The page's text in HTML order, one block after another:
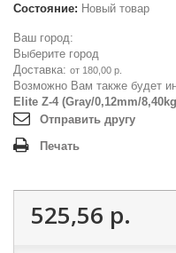
Состояние: Новый товар
Ваш город:
Выберите город
Доставка: от 180,00 р.
Возможно Вам также будет
Elite Z-4 (Gray/0,12mm/
Отправить другу
Печать
525,56 р.